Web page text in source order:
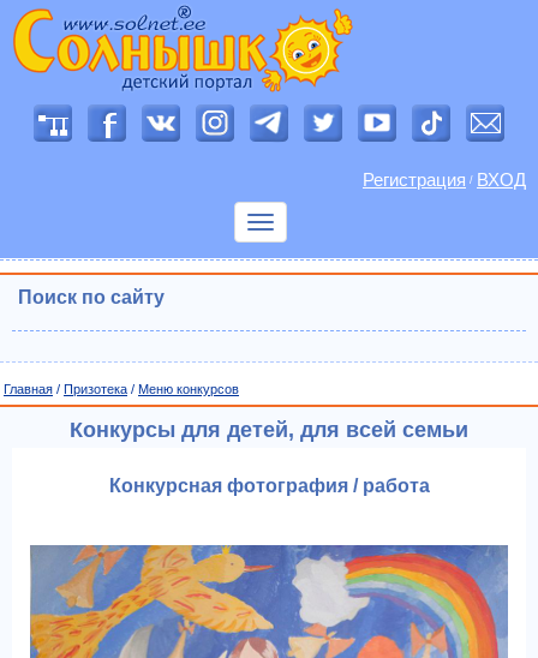
Регистрация / ВХОД
Показать
Поиск по сайту
Главная / Призотека / Меню конкурсов
Конкурсы для детей, для всей семьи
Конкурсная фотография / работа